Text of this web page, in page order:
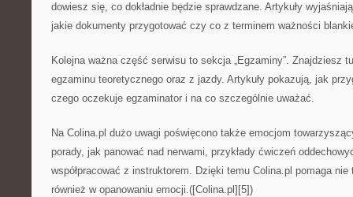
dowiesz się, co dokładnie będzie sprawdzane. Artykuły
jakie dokumenty przygotować czy co z terminem ważności
Kolejna ważna część serwisu to sekcja „Egzaminy”. Znajdziesz
egzaminu teoretycznego oraz z jazdy. Artykuły pokazują, jak
czego oczekuje egzaminator i na co szczególnie uważać.
Na Colina.pl dużo uwagi poświęcono także emocjom
porady, jak panować nad nerwami, przykłady ćwiczeń
współpracować z instruktorem. Dzięki temu Colina.pl pomaga
również w opanowaniu emocji.([Colina.pl][5])